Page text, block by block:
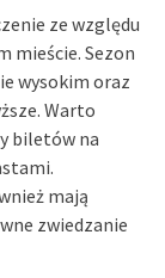
ze względu
mieście. Sezon
wysokim oraz
Warto
biletów na
mają
zwiedzanie